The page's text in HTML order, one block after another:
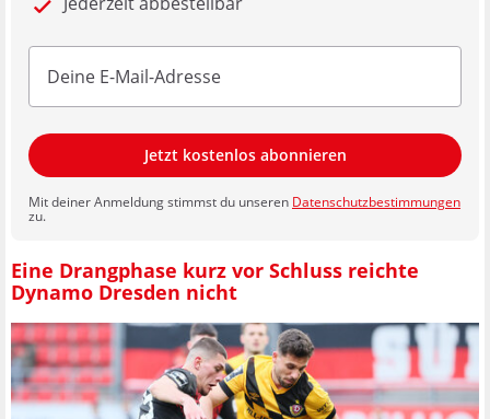
Jetzt kostenlos abonnieren
Mit deiner Anmeldung stimmst du unseren Datenschutzbestimmungen
zu.
Eine Drangphase kurz vor Schluss reichte
Dynamo Dresden nicht